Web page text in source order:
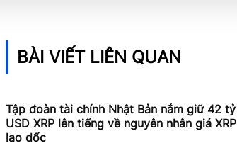
BÀI VIẾT LIÊN QUAN
Tập đoàn tài chính Nhật Bản nắm giữ 42 tỷ
USD XRP lên tiếng về nguyên nhân giá XRP
lao dốc